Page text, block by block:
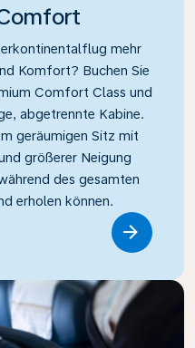
mehr
Komfort? Buchen Sie
Comfort Class und
abgetrennte Kabine.
geräumigen Sitz mit
größerer Neigung
des gesamten
erholen können.